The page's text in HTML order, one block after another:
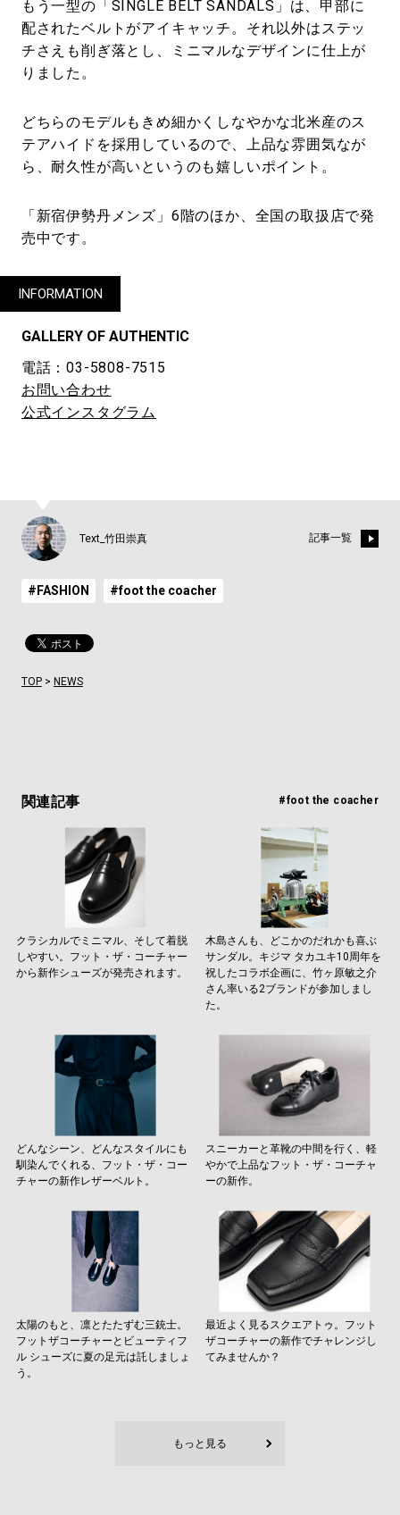
もう一型の「SINGLE BELT SANDALS」は、甲部に
配されたベルトがアイキャッチ。それ以外はステッ
チさえも削ぎ落とし、ミニマルなデザインに仕上が
りました。
どちらのモデルもきめ細かくしなやかな北米産のス
テアハイドを採用しているので、上品な雰囲気なが
ら、耐久性が高いというのも嬉しいポイント。
「新宿伊勢丹メンズ」6階のほか、全国の取扱店で発
売中です。
INFORMATION
GALLERY OF AUTHENTIC
電話：03-5808-7515
お問い合わせ
公式インスタグラム
Text_竹田崇真 記事一覧
#FASHION #foot the coacher
TOP> NEWS
関連記事 #foot the coacher
クラシカルでミニマル、そして着脱
しやすい。フット・ザ・コーチャー
から新作シューズが発売されます。
木島さんも、どこかのだれかも喜ぶ
サンダル。キジマ タカユキ10周年を
祝したコラボ企画に、竹ヶ原敏之介
さん率いる2ブランドが参加しまし
た。
どんなシーン、どんなスタイルにも
馴染んでくれる、フット・ザ・コー
チャーの新作レザーベルト。
スニーカーと革靴の中間を行く、軽
やかで上品なフット・ザ・コーチャ
ーの新作。
太陽のもと、凛とたたずむ三銃士。
フットザコーチャーとビューティフ
ル シューズに夏の足元は託しましょ
う。
最近よく見るスクエアトゥ。フット
ザコーチャーの新作でチャレンジし
てみませんか？
もっと見る